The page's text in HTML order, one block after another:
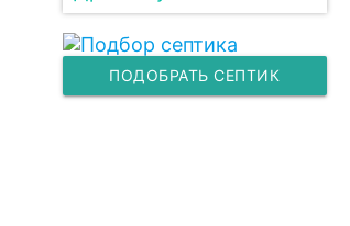
ПОДОБРАТЬ СЕПТИК